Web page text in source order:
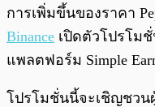
การเพิ่มขึ้นของราคา
Binance เปิดตัวโปรโม
แพลตฟอร์ม Simple
โปรโมชั่นนี้จะเชิญชวน